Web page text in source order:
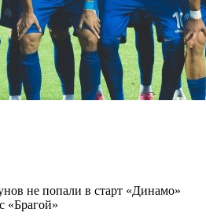
не попали в старт «Динамо»
«Брагой»